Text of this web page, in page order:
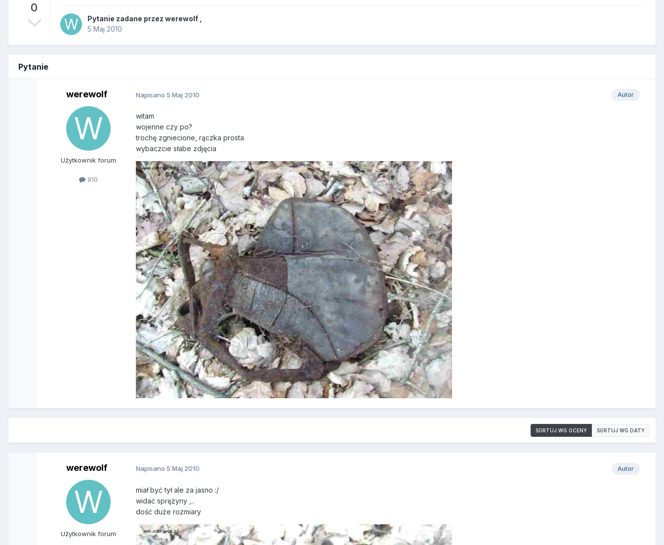
0
Pytanie zadane przez werewolf
5 Maj 2010
Pytanie
werewolf
Użytkownik forum
910
Autor
Napisano 5 Maj 2010
witam
wojenne czy po?
trochę zgniecione, rączka prosta
wybaczcie słabe zdjęcia
SORTUJ WG OCENY SORTUJ WG DATY
werewolf
Użytkownik forum
Autor
Napisano 5 Maj 2010
miał być tył ale za jasno :/
widać sprężyny ,..
dość duże rozmiary